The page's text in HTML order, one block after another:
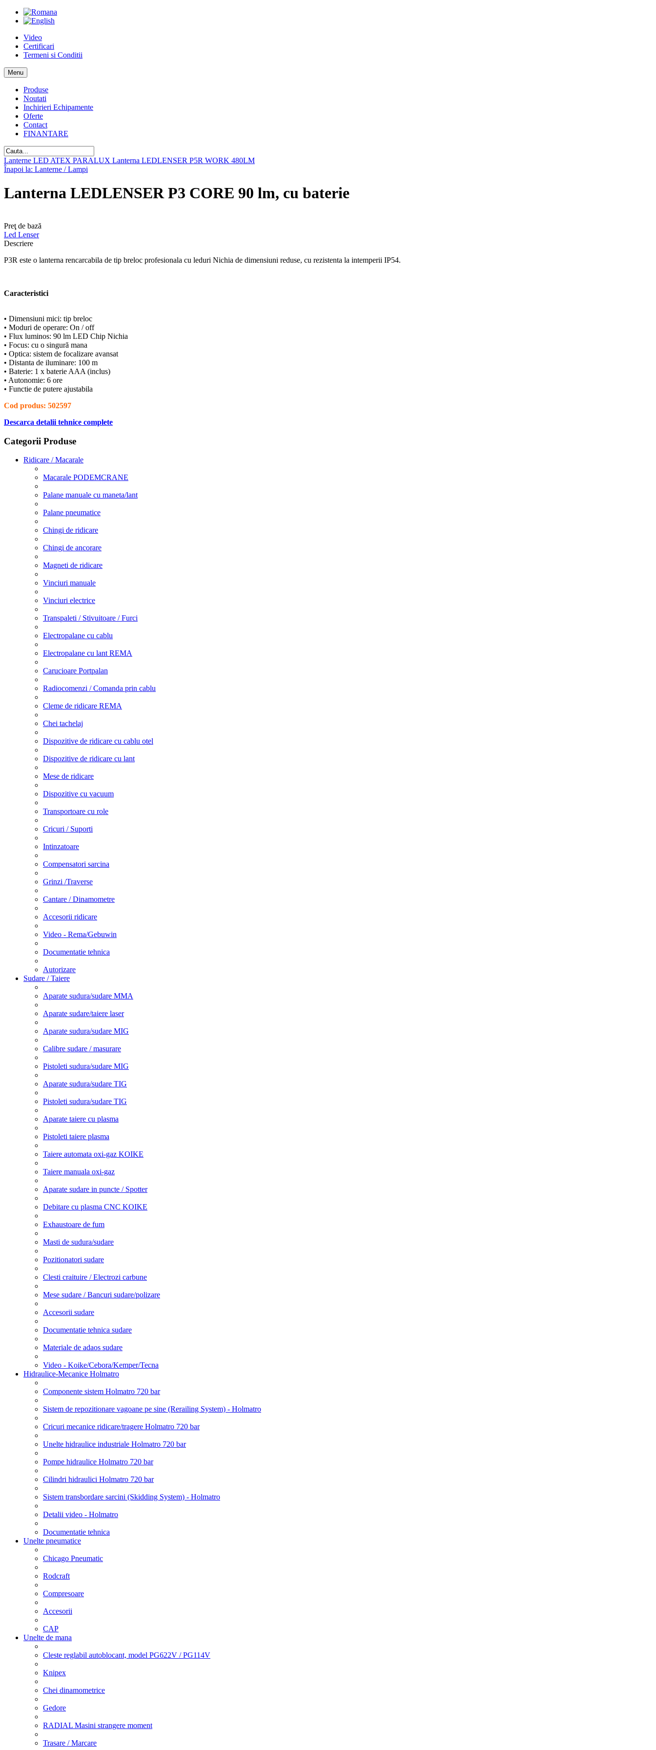
Video
Certificari
Termeni si Conditii
Menu
Produse
Noutati
Inchirieri Echipamente
Oferte
Contact
FINANTARE
Lanterne LED ATEX PARALUX Lanterna LEDLENSER P5R WORK 480LM
Înapoi la: Lanterne / Lampi
Lanterna LEDLENSER P3 CORE 90 lm, cu baterie
Preţ de bază
Led Lenser
Descriere
P3R este o lanterna rencarcabila de tip breloc profesionala cu leduri Nichia de dimensiuni reduse, cu rezistenta la intemperii IP54.
Caracteristici
• Dimensiuni mici: tip breloc
• Moduri de operare: On / off
• Flux luminos: 90 lm LED Chip Nichia
• Focus: cu o singură mana
• Optica: sistem de focalizare avansat
• Distanta de iluminare: 100 m
• Baterie: 1 x baterie AAA (inclus)
• Autonomie: 6 ore
• Functie de putere ajustabila
Cod produs: 502597
Descarca detalii tehnice complete
Categorii Produse
Ridicare / Macarale
Macarale PODEMCRANE
Palane manuale cu maneta/lant
Palane pneumatice
Chingi de ridicare
Chingi de ancorare
Magneti de ridicare
Vinciuri manuale
Vinciuri electrice
Transpaleti / Stivuitoare / Furci
Electropalane cu cablu
Electropalane cu lant REMA
Carucioare Portpalan
Radiocomenzi / Comanda prin cablu
Cleme de ridicare REMA
Chei tachelaj
Dispozitive de ridicare cu cablu otel
Dispozitive de ridicare cu lant
Mese de ridicare
Dispozitive cu vacuum
Transportoare cu role
Cricuri / Suporti
Intinzatoare
Compensatori sarcina
Grinzi /Traverse
Cantare / Dinamometre
Accesorii ridicare
Video - Rema/Gebuwin
Documentatie tehnica
Autorizare
Sudare / Taiere
Aparate sudura/sudare MMA
Aparate sudare/taiere laser
Aparate sudura/sudare MIG
Calibre sudare / masurare
Pistoleti sudura/sudare MIG
Aparate sudura/sudare TIG
Pistoleti sudura/sudare TIG
Aparate taiere cu plasma
Pistoleti taiere plasma
Taiere automata oxi-gaz KOIKE
Taiere manuala oxi-gaz
Aparate sudare in puncte / Spotter
Debitare cu plasma CNC KOIKE
Exhaustoare de fum
Masti de sudura/sudare
Pozitionatori sudare
Clesti craituire / Electrozi carbune
Mese sudare / Bancuri sudare/polizare
Accesorii sudare
Documentatie tehnica sudare
Materiale de adaos sudare
Video - Koike/Cebora/Kemper/Tecna
Hidraulice-Mecanice Holmatro
Componente sistem Holmatro 720 bar
Sistem de repozitionare vagoane pe sine (Rerailing System) - Holmatro
Cricuri mecanice ridicare/tragere Holmatro 720 bar
Unelte hidraulice industriale Holmatro 720 bar
Pompe hidraulice Holmatro 720 bar
Cilindri hidraulici Holmatro 720 bar
Sistem transbordare sarcini (Skidding System) - Holmatro
Detalii video - Holmatro
Documentatie tehnica
Unelte pneumatice
Chicago Pneumatic
Rodcraft
Compresoare
Accesorii
CAP
Unelte de mana
Cleste reglabil autoblocant, model PG622V / PG114V
Knipex
Chei dinamometrice
Gedore
RADIAL Masini strangere moment
Trasare / Marcare